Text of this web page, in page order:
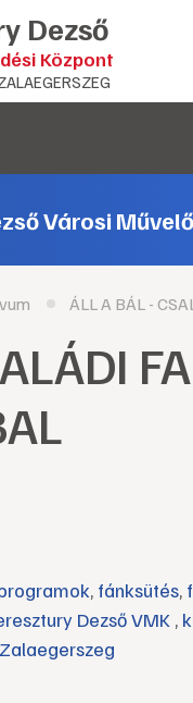
Dezső
Központ
Városi
ÁLL A BÁL -
, fánksütés,
Dezső VMK ,
Zalaegerszeg